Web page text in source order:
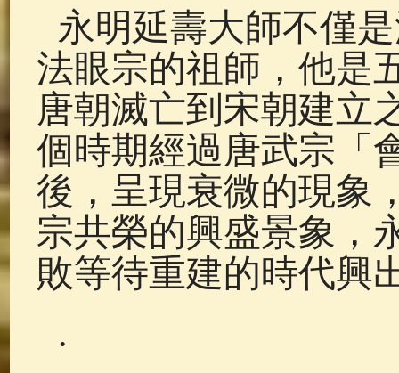
永明延壽大師不僅
法眼宗的祖師，他是
唐朝滅亡到宋朝建立
個時期經過唐武宗「
後，呈現衰微的現象
宗共榮的興盛景象，
敗等待重建的時代興
.